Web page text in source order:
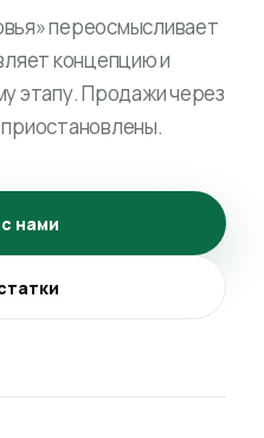
переосмысливает
концепцию и
этапу. Продажи через
нами